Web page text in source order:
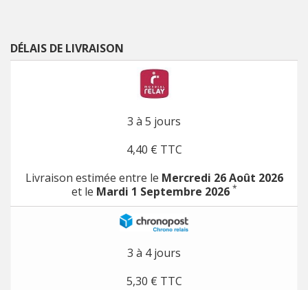
DÉLAIS DE LIVRAISON
3 à 5 jours
4,40 € TTC
Livraison estimée entre le Mercredi 26 Août 2026
et le Mardi 1 Septembre 2026 *
3 à 4 jours
5,30 € TTC